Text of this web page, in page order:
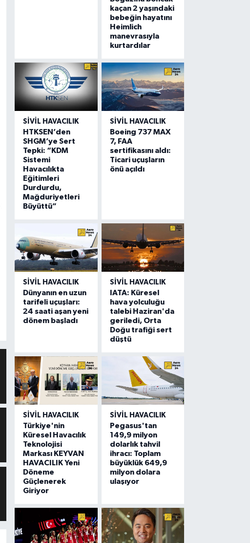
kaçan 2 yaşındaki
bebeğin hayatını
Heimlich
manevrasıyla
kurtardılar
SIVIL HAVACILIK
HTKSEN’den
SHGM’ye Sert
Tepki: “KDM
Sistemi
Havacılıkta
Eğitimleri
Durdurdu,
Mağduriyetleri
Büyüttü”
SIVIL HAVACILIK
Boeing 737 MAX
7, FAA
sertifikasını aldı:
Ticari uçuşların
önü açıldı
SIVIL HAVACILIK
Dünyanın en uzun
tarifeli uçuşları:
24 saati aşan yeni
dönem başladı
SIVIL HAVACILIK
IATA: Küresel
hava yolculuğu
talebi Haziran'da
geriledi, Orta
Doğu trafiği sert
düştü
SIVIL HAVACILIK
Türkiye'nin
Küresel Havacılık
Teknolojisi
Markası KEYVAN
HAVACILIK Yeni
Döneme
Güçlenerek
Giriyor
SIVIL HAVACILIK
Pegasus'tan
149,9 milyon
dolarlık tahvil
ihracı: Toplam
büyüklük 649,9
milyon dolara
ulaşıyor